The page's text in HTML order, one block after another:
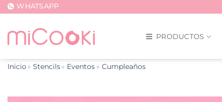
Saltar
contenido
WHATSAPP
PRODUCTOS
Inicio Stencils Eventos Cumpleaños